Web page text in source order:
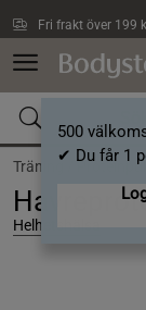
Fri frakt över 199
500
✔ Du får 1
Träning /
Helhetshälsa